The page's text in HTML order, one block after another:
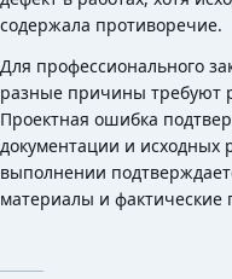
содержала противоречие.
Для профессионального
разные причины требуют
Проектная ошибка
документации и
выполнении
материалы и фактические